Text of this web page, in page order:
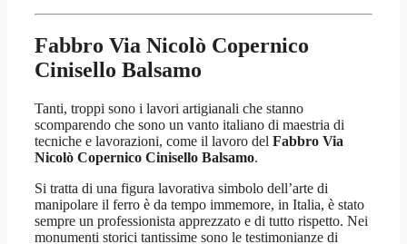
Fabbro Via Nicolò Copernico
Cinisello Balsamo
Tanti, troppi sono i lavori artigianali che stanno
scomparendo che sono un vanto italiano di maestria di
tecniche e lavorazioni, come il lavoro del Fabbro Via
Nicolò Copernico Cinisello Balsamo.
Si tratta di una figura lavorativa simbolo dell’arte di
manipolare il ferro è da tempo immemore, in Italia, è stato
sempre un professionista apprezzato e di tutto rispetto. Nei
monumenti storici tantissime sono le testimonianze di